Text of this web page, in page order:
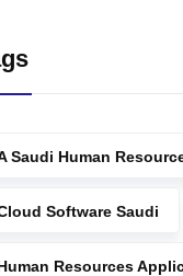
Saudi Human
Software Saudi
Resources